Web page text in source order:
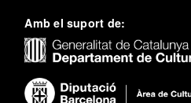
Amb el suport de: